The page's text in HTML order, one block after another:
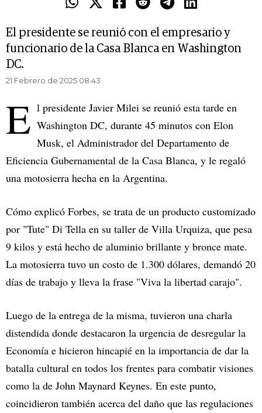
El presidente se reunió con el empresario y
funcionario de la Casa Blanca en Washington
DC.
21 Febrero de 2025 08.43
E l presidente Javier Milei se reunió esta tarde en
Washington DC, durante 45 minutos con Elon
Musk, el Administrador del Departamento de
Eficiencia Gubernamental de la Casa Blanca, y le regaló
una motosierra hecha en la Argentina.
Cómo explicó Forbes, se trata de un producto customizado
por "Tute" Di Tella en su taller de Villa Urquiza, que pesa
9 kilos y está hecho de aluminio brillante y bronce mate.
La motosierra tuvo un costo de 1.300 dólares, demandó 20
días de trabajo y lleva la frase "Viva la libertad carajo".
Luego de la entrega de la misma, tuvieron una charla
distendida donde destacaron la urgencia de desregular la
Economía e hicieron hincapié en la importancia de dar la
batalla cultural en todos los frentes para combatir visiones
como la de John Maynard Keynes. En este punto,
coincidieron también acerca del daño que las regulaciones